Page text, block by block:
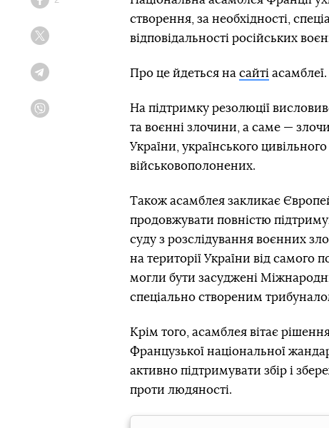
Facebook
створення, за необхідності,
відповідальності російських
Про це йдеться на сайті асамблеї.
На підтримку резолюції
та воєнні злочини, а саме —
України, українського
військовополонених.
Також асамблея закликає
продовжувати повністю
суду з розслідування воєнних
на території України від самого
могли бути засуджені
спеціально створеним
Крім того, асамблея вітає
Французької національної
активно підтримувати збір і
проти людяності.